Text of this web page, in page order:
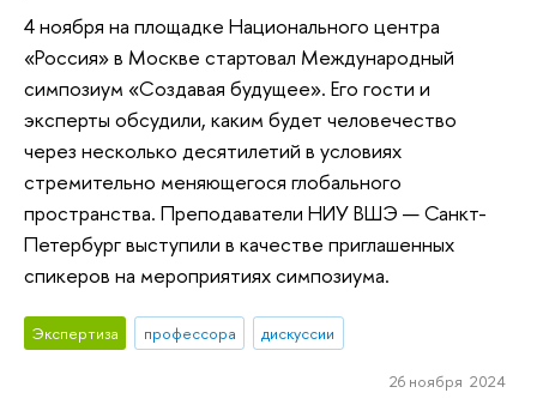
4 ноября на площадке Национального центра
«Россия» в Москве стартовал Международный
симпозиум «Создавая будущее». Его гости и
эксперты обсудили, каким будет человечество
через несколько десятилетий в условиях
стремительно меняющегося глобального
пространства. Преподаватели НИУ ВШЭ — Санкт-
Петербург выступили в качестве приглашенных
спикеров на мероприятиях симпозиума.
Экспертиза профессора дискуссии
26 ноября 2024